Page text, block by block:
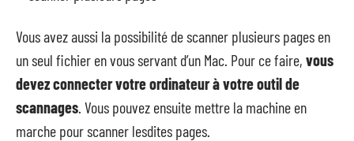
Vous avez aussi la possibilité de scanner plusieurs pages en
un seul fichier en vous servant d’un Mac. Pour ce faire, vous
devez connecter votre ordinateur à votre outil de
scannages . Vous pouvez ensuite mettre la machine en
marche pour scanner lesdites pages.